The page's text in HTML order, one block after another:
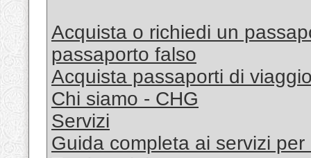
Acquista o richiedi un
passaporto falso
Acquista passaporti di
Chi siamo - CHG
Servizi
Guida completa ai servizi